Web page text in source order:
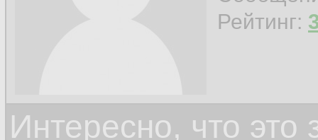
Рейтинг:
Интересно, что